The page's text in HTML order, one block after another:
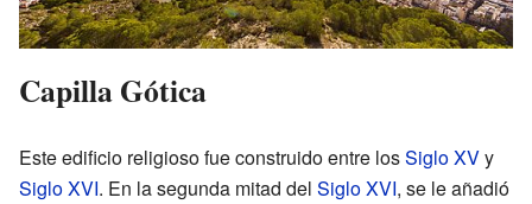
Capilla Gótica
Este edificio religioso fue construido entre losSiglo XVy
Siglo XVI. En la segunda mitad del Siglo XVI, se le añadió